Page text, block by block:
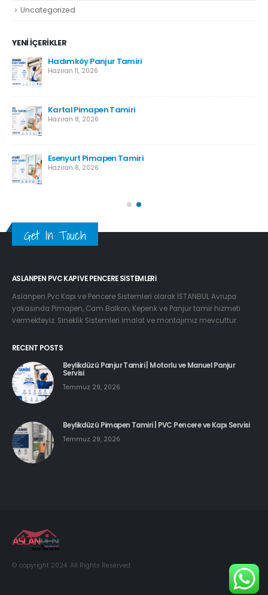
Uncategorized
YENI İÇERIKLER
Hadımköy Panjur Tamiri
Haziran 11, 2026
Kartal Pimapen Tamiri
Haziran 8, 2026
Esenyurt Pimapen Tamiri
Haziran 8, 2026
Get In Touch
ASLANPEN PVC KAPI VE PENCERE SISTEMLERI
Aslanpen Pvc Kapı ve Pencere Sistemleri olarak İSTANBUL Avrupa
yakasında Pimapen, Cam Balkon, Kepenk ve Panjur tamir hizmeti
vermekteyiz. Sineklik Sistemleri imalat ve montajımız mevcuttur.
RECENT POSTS
Beylikdüzü Panjur Tamiri | Motorlu ve Manuel Panjur
Servisi
Temmuz 29, 2026
Beylikdüzü Pimapen Tamiri | PVC Pencere ve Kapı Servisi
Temmuz 29, 2026
© copyright 2024. All Rights Reserved.